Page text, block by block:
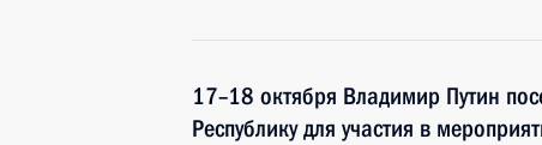
17–18 октября Владимир Путин
Республику для участия в